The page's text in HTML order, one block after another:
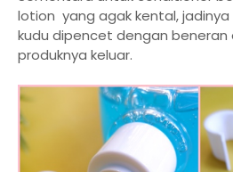
lotion yang agak kental, jadinya
kudu dipencet dengan beneran
produknya keluar.